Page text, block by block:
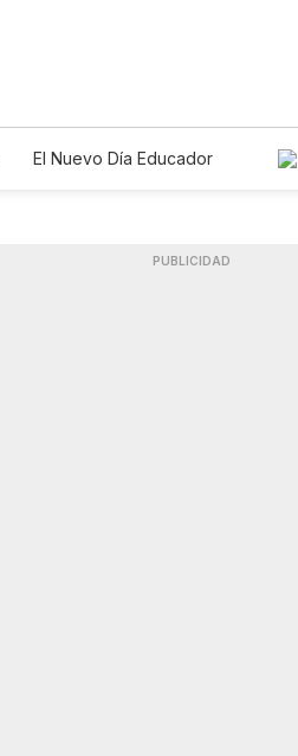
El Nuevo Día Educador
PUBLICIDAD